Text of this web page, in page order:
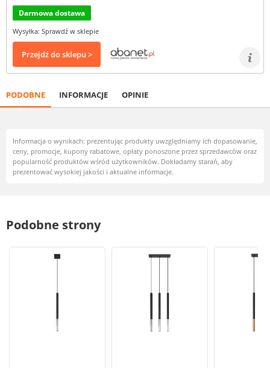
Darmowa dostawa
Wysyłka: Sprawdź w sklepie
Przejdź do sklepu >
PODOBNE INFORMACJE OPINIE
Informacja o wynikach: prezentując produkty uwzględniamy ich dopasowanie,
ceny, promocje, kupony rabatowe, opłaty ponoszone przez sprzedawców oraz
popularność produktów wśród użytkowników. Dokładamy starań, aby
prezentować wysokiej jakości i aktualne informacje.
Podobne strony